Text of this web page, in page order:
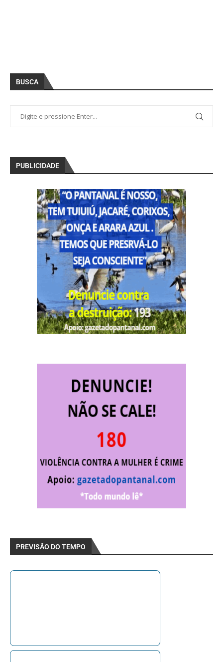
BUSCA
PUBLICIDADE
PREVISÃO DO TEMPO